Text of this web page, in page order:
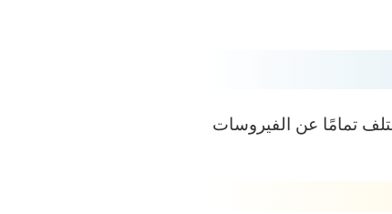
تمامًا عن الفيروسات